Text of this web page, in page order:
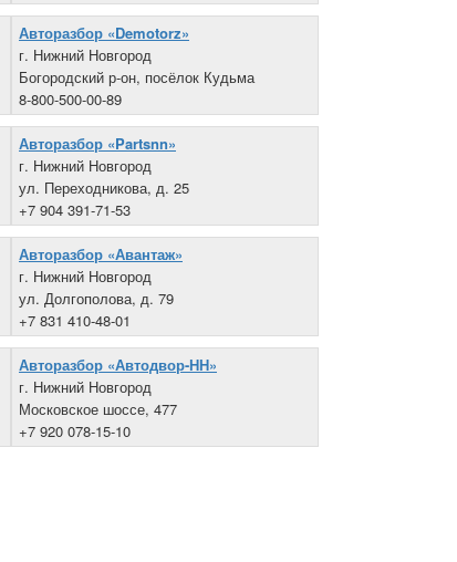
Авторазбор «Demotorz»
г. Нижний Новгород
Богородский р-он, посёлок Кудьма
8-800-500-00-89
Авторазбор «Partsnn»
г. Нижний Новгород
ул. Переходникова, д. 25
+7 904 391-71-53
Авторазбор «Авантаж»
г. Нижний Новгород
ул. Долгополова, д. 79
+7 831 410-48-01
Авторазбор «Автодвор-НН»
г. Нижний Новгород
Московское шоссе, 477
+7 920 078-15-10